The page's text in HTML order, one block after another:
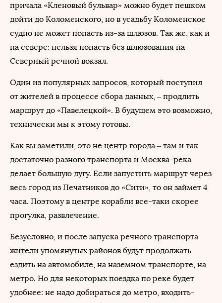
причала «Кленовый бульвар» можно будет пешком
дойти до Коломенского, но в усадьбу Коломенское
судно не может попасть из-за шлюзов. Так же, как и
на севере: нельзя попасть без шлюзования на
Северный речной вокзал.
Один из популярных запросов, который поступил
от жителей в процессе сбора данных, – продлить
маршрут до «Павелецкой». В будущем это возможно,
технически мы к этому готовы.
Как вы заметили, это не центр города – там и так
достаточно разного транспорта и Москва-река
делает большую дугу. Если запустить маршрут через
весь город из Печатников до «Сити», то он займет 4
часа. Поэтому в центре корабли все-таки скорее
прогулка, развлечение.
Безусловно, и после запуска речного транспорта
жители упомянутых районов будут продолжать
ездить на автомобиле, на наземном транспорте, на
метро. Но для некоторых поездка по реке будет
удобнее: не надо добираться до метро, входить-